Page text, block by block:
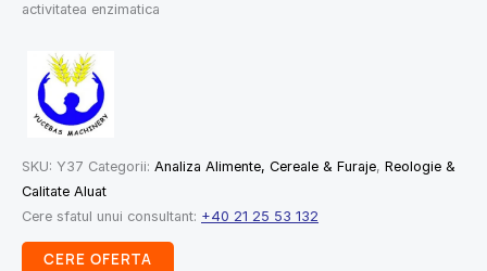
activitatea enzimatica
SKU: Y37 Categorii: Analiza Alimente, Cereale & Furaje, Reologie &
Calitate Aluat
Cere sfatul unui consultant: +40 21 25 53 132
CERE OFERTA